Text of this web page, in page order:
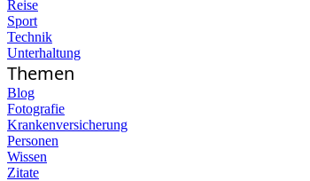
Reise
Sport
Technik
Unterhaltung
Themen
Blog
Fotografie
Krankenversicherung
Personen
Wissen
Zitate